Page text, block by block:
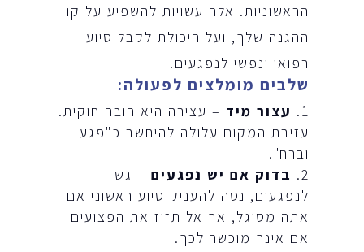
הראשוניות. אלה עשויות להשפיע על קו
ההגנה שלך, ועל היכולת לקבל סיוע
רפואי ונפשי לנפגעים.
שלבים מומלצים לפעולה:
עצור מיד – עצירה היא חובה חוקית.
עזיבת המקום עלולה להיחשב כ"פגע
וברח".
בדוק אם יש נפגעים – גש
לנפגעים, נסה להעניק סיוע ראשוני אם
אתה מסוגל, אך אל תזיז את הפצועים
אם אינך מוכשר לכך.